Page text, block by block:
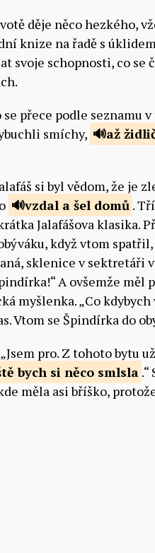
děje něco hezkého,
knize na řadě s
svoje schopnosti, co se
přece podle seznamu
smíchy,
až
si byl vědom, že je
vzdal a šel domů .
Jalafášova klasika.
když vtom
sklenice v
A ovšemže měl
myšlenka. „Co
Vtom se Špindírka do
pro. Z tohoto bytu
bych si něco smlsla
měla asi bříško,